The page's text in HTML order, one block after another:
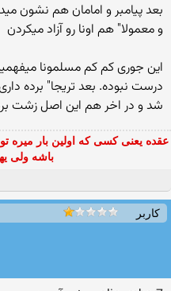
بعد پیامبر و امامان هم نشون
و معمولا" هم اونا رو آزاد میكردن
این جوری كم كم مسلمونا
درست نبوده. بعد تریجا" برده
شد و در اخر هم این اصل زشت
عقده یعنی کسی که اولین بار میره
باشه ولی
کاربر